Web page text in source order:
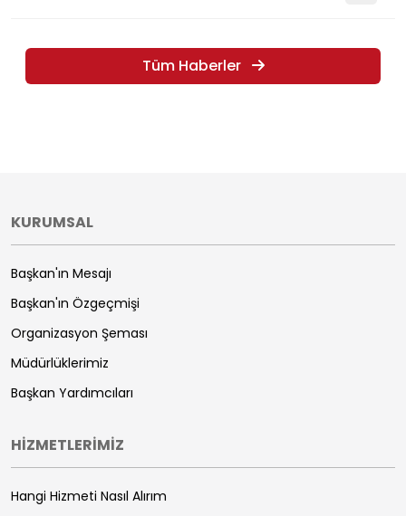
Tüm Haberler
KURUMSAL
Başkan'ın Mesajı
Başkan'ın Özgeçmişi
Organizasyon Şeması
Müdürlüklerimiz
Başkan Yardımcıları
HİZMETLERİMİZ
Hangi Hizmeti Nasıl Alırım